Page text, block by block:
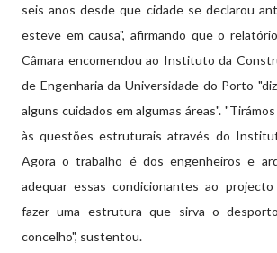
seis anos desde que cidade se declarou
esteve em causa", afirmando que o
Câmara encomendou ao Instituto da
de Engenharia da Universidade do Porto
alguns cuidados em algumas áreas".
às questões estruturais através do
Agora o trabalho é dos engenheiros e
adequar essas condicionantes ao
fazer uma estrutura que sirva o
concelho", sustentou.